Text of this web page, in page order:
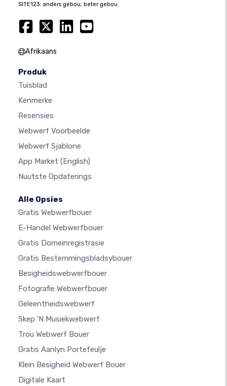
SITE123: anders gebou, beter gebou.
Afrikaans
Produk
Tuisblad
Kenmerke
Resensies
Webwerf Voorbeelde
Webwerf Sjablone
App Market (English)
Nuutste Opdaterings
Alle Opsies
Gratis Webwerfbouer
E-Handel Webwerfbouer
Gratis Domeinregistrasie
Gratis Bestemmingsbladsybouer
Besigheidswebwerfbouer
Fotografie Webwerfbouer
Geleentheidswebwerf
Skep 'n Musiekwebwerf
Trou Webwerf Bouer
Gratis Aanlyn Portefeulje
Klein Besigheid Webwerf Bouer
Digitale Kaart